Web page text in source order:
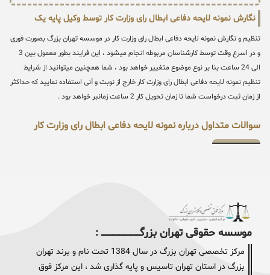
نگارش نمونه لایحه دفاعی ابطال رای وزارت کار توسط وکیل پایه یک
تنظیم و نگارش نمونه لایحه دفاعی ابطال رای وزارت کار در موسسه تهران بزرگ بصورت فوری
و در اسرع وقت توسط کارشناسان مربوطه انجام میشود ، این فرایند بطور معمول بین 3
الی 24 ساعت بنا بر نوع موضوع متغییر خواهد بود ، شما همچنین میتوانید از شرایط
تنظیم نمونه لایحه دفاعی ابطال رای وزارت کار خارج از نوبت و آنی استفاده نمایید که حداکثر
از زمان ثبت درخواست شما تا زمان تحویل کار 2 ساعت زمانبر خواهد بود .
سوالات متداول درباره نمونه لایحه دفاعی ابطال رای وزارت کار
موسسه حقوقی تهران بزرگــــــــــــــــــــــــــــــــ :
مرکز تخصصی تهران بزرگ در سال 1384 تحت نام و برند تهران
بزرگ در استان تهران تاسیس و پایه گذاری شد ، این مرکز فوق